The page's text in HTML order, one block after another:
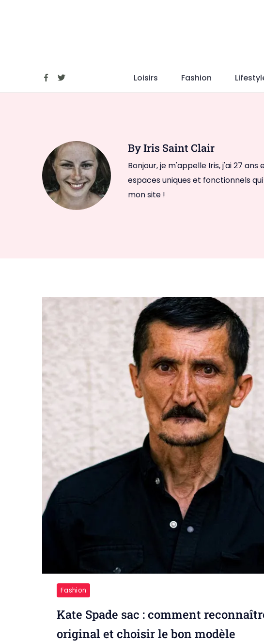
Loisirs Fashion
By Iris Saint Clair
Bonjour, je m'appelle Iris, j'ai 27
espaces uniques et fonctionnels
mon site !
Fashion
Kate Spade sac : comment
original et choisir le bon modèle